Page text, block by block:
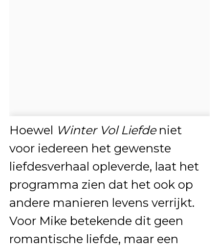
Hoewel Winter Vol Liefdeniet
voor iedereen het gewenste
liefdesverhaal opleverde, laat het
programma zien dat het ook op
andere manieren levens verrijkt.
Voor Mike betekende dit geen
romantische liefde, maar een